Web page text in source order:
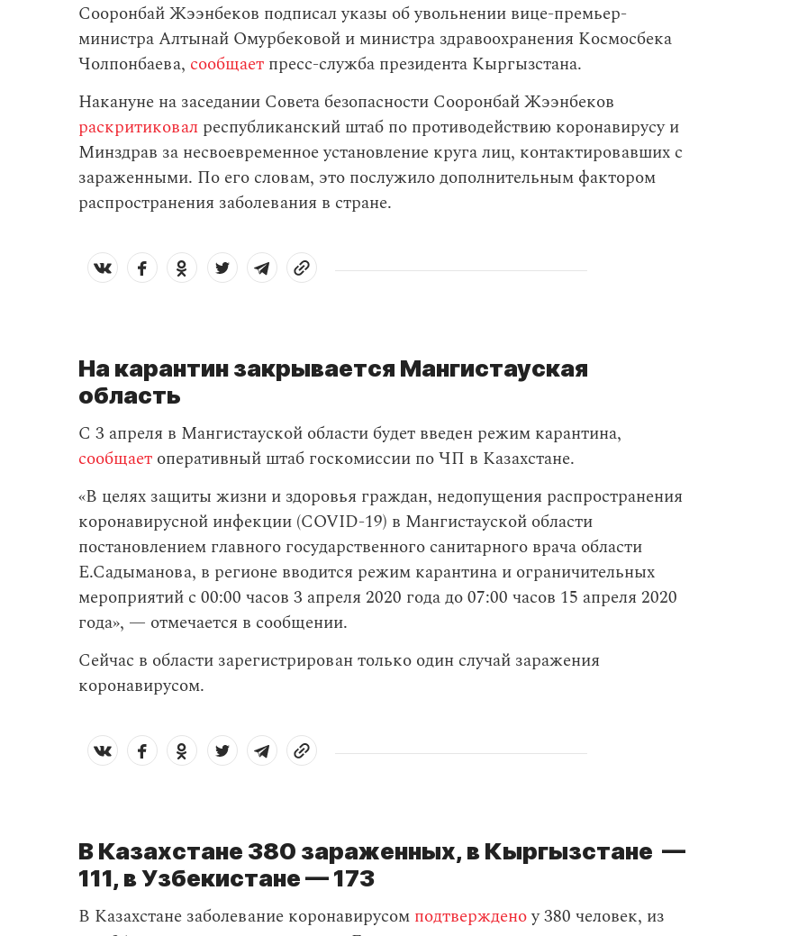
Сооронбай Жээнбеков подписал указы об увольнении вице-премьер-
министра Алтынай Омурбековой и министра здравоохранения Космосбека
Чолпонбаева, сообщает пресс-служба президента Кыргызстана.
Накануне на заседании Совета безопасности Сооронбай Жээнбеков
раскритиковал республиканский штаб по противодействию коронавирусу и
Минздрав за несвоевременное установление круга лиц, контактировавших с
зараженными. По его словам, это послужило дополнительным фактором
распространения заболевания в стране.
На карантин закрывается Мангистауская
область
С 3 апреля в Мангистауской области будет введен режим карантина,
сообщает оперативный штаб госкомиссии по ЧП в Казахстане.
«В целях защиты жизни и здоровья граждан, недопущения распространения
коронавирусной инфекции (COVID-19) в Мангистауской области
постановлением главного государственного санитарного врача области
Е.Садыманова, в регионе вводится режим карантина и ограничительных
мероприятий с 00:00 часов 3 апреля 2020 года до 07:00 часов 15 апреля 2020
года», — отмечается в сообщении.
Сейчас в области зарегистрирован только один случай заражения
коронавирусом.
В Казахстане 380 зараженных, в Кыргызстане —
111, в Узбекистане — 173
В Казахстане заболевание коронавирусом подтвержденоу 380 человек, из